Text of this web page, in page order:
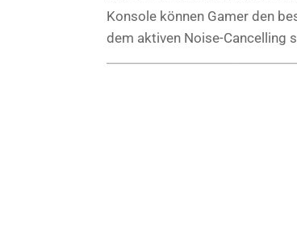
Konsole können Gamer den
dem aktiven Noise-Cancelling